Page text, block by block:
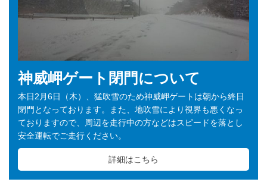
神威岬ゲート閉門について
本日2月6日（木）、猛吹雪のため神威岬ゲートは朝から終日
閉門となっております。また、地吹雪により視界も悪くなっ
ておりますので、周辺を走行中の方などはスピードを落とし
安全運転でご走行ください。
詳細はこちら